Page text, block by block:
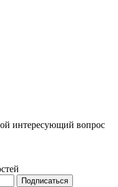
интересующий вопрос
Подписаться